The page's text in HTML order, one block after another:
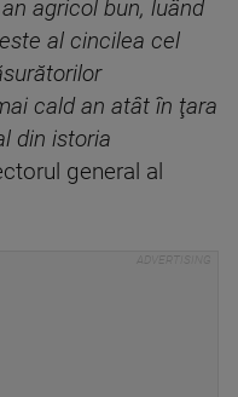
agricol bun, luând
al cincilea cel
cald an atât în ţara
din istoria
general al